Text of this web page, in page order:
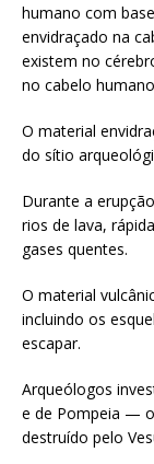
humano com
envidraçado na
existem no
no cabelo
O material
do sítio
Durante a
rios de lava,
gases quentes.
O material
incluindo os
escapar.
Arqueólogos
e de Pompeia —
destruído pelo